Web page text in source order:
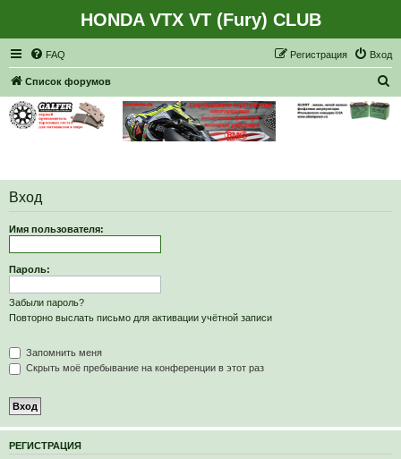
HONDA VTX VT (Fury) CLUB
FAQ Вход
Регистрация
Список форумов
Вход
Имя пользователя:
Пароль:
Забыли пароль?
Повторно выслать письмо для активации учётной записи
Запомнить меня
Скрыть моё пребывание на конференции в этот раз
РЕГИСТРАЦИЯ